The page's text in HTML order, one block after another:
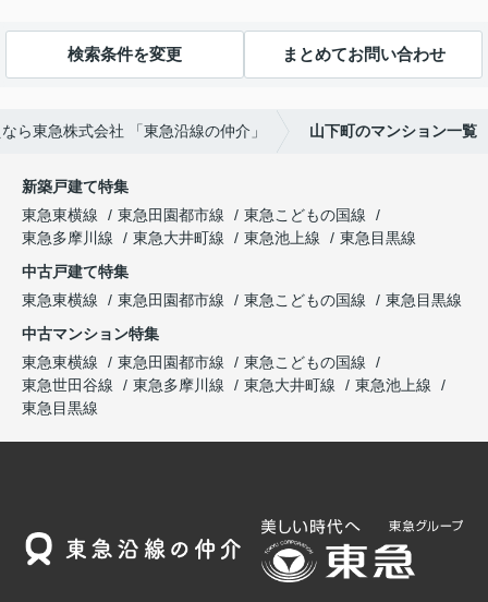
検索条件を変更 まとめてお問い合わせ
ら東急株式会社 「東急沿線の仲介」 山下町のマンション一覧
新築戸建て特集
東急東横線
東急田園都市線
東急こどもの国線
東急多摩川線
東急大井町線 東急池上線
東急目黒線
中古戸建て特集
東急東横線
東急田園都市線 東急こどもの国線
東急目黒線
中古マンション特集
東急東横線
東急田園都市線
東急こどもの国線
東急世田谷線
東急多摩川線 東急大井町線
東急池上線
東急目黒線